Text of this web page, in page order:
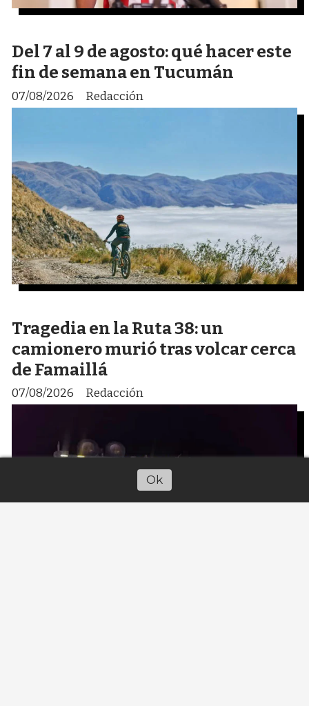
Del 7 al 9 de agosto: qué hacer este
fin de semana en Tucumán
Redacción
07/08/2026
Tragedia en la Ruta 38: un
camionero murió tras volcar cerca
de Famaillá
Redacción
07/08/2026
Ok